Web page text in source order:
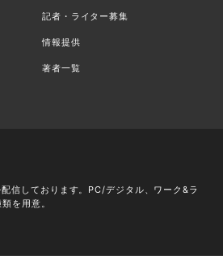
記者・ライター募集
情報提供
著者一覧
信しております。PC/デジタル、ワーク&ラ
を用意。